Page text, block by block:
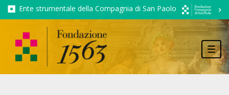
Ente strumentale della Compagnia di San Paolo